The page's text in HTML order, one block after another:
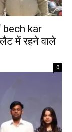
bech kar
में रहने वाले
0